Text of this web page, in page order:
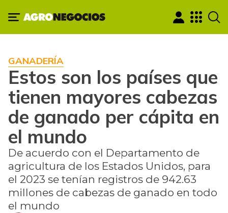
GANADERÍA
Estos son los países que
tienen mayores cabezas
de ganado per cápita en
el mundo
De acuerdo con el Departamento de
agricultura de los Estados Unidos, para
el 2023 se tenían registros de 942.63
millones de cabezas de ganado en todo
el mundo